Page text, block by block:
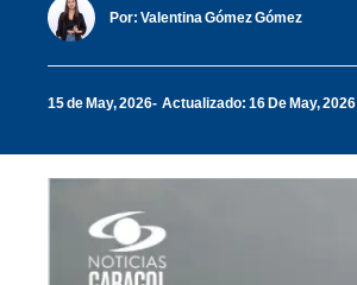
Por: Valentina Gómez Gómez
15 de May, 2026 Actualizado: 16 De May, 2026